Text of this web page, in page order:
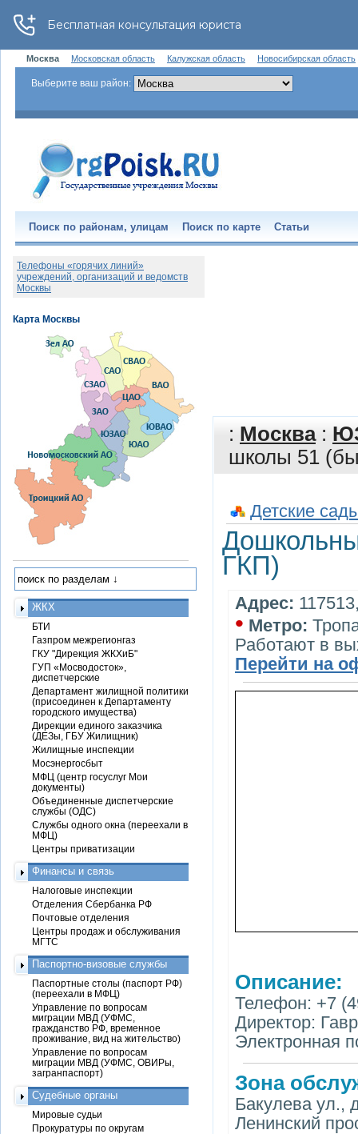
Москва Московская область Калужская область Новосибирская область
Выберите ваш район:
Поиск по районам, улицам Поиск по карте Статьи
: Москва:
школы 51
Детские
ГКП)
Адрес:
• Метро:
Работают в
Перейти на
Описание:
Телефон: +7
Директор:
Электронная
Зона
Бакулева ул.,
Ленинский
Телефоны «горячих линий»
учреждений, организаций и ведомств
Москвы
ЖКХ
БТИ
Газпром межрегионгаз
ГКУ "Дирекция ЖКХиБ"
ГУП «Мосводосток»,
диспетчерские
Департамент жилищной политики
(присоединен к Департаменту
городского имущества)
Дирекции единого заказчика
(ДЕЗы, ГБУ Жилищник)
Жилищные инспекции
Мосэнергосбыт
МФЦ (центр госуслуг Мои
документы)
Объединенные диспетчерские
службы (ОДС)
Службы одного окна (переехали в
МФЦ)
Центры приватизации
Финансы и связь
Налоговые инспекции
Отделения Сбербанка РФ
Почтовые отделения
Центры продаж и обслуживания
МГТС
Паспортно-визовые службы
Паспортные столы (паспорт РФ)
(переехали в МФЦ)
Управление по вопросам
миграции МВД (УФМС,
гражданство РФ, временное
проживание, вид на жительство)
Управление по вопросам
миграции МВД (УФМС, ОВИРы,
загранпаспорт)
Судебные органы
Мировые судьи
Прокуратуры по округам